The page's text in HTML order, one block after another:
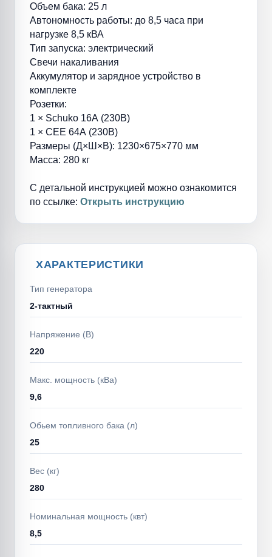
Объем бака: 25 л
Автономность работы: до 8,5 часа при
нагрузке 8,5 кВА
Тип запуска: электрический
Свечи накаливания
Аккумулятор и зарядное устройство в
комплекте
Розетки:
1 × Schuko 16А (230В)
1 × CEE 64А (230В)
Размеры (Д×Ш×В): 1230×675×770 мм
Масса: 280 кг
С детальной инструкцией можно ознакомится
по ссылке: Открыть инструкцию
ХАРАКТЕРИСТИКИ
Тип генератора
2-тактный
Напряжение (В)
220
Макс. мощность (кВа)
9,6
Обьем топливного бака (л)
25
Вес (кг)
280
Номинальная мощность (квт)
8,5